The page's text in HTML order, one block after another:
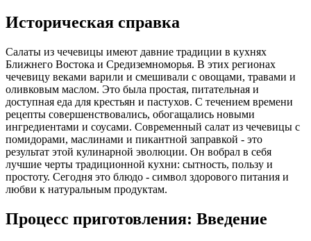
Историческая справка
Салаты из чечевицы имеют давние традиции в кухнях
Ближнего Востока и Средиземноморья. В этих регионах
чечевицу веками варили и смешивали с овощами, травами и
оливковым маслом. Это была простая, питательная и
доступная еда для крестьян и пастухов. С течением времени
рецепты совершенствовались, обогащались новыми
ингредиентами и соусами. Современный салат из чечевицы с
помидорами, маслинами и пикантной заправкой - это
результат этой кулинарной эволюции. Он вобрал в себя
лучшие черты традиционной кухни: сытность, пользу и
простоту. Сегодня это блюдо - символ здорового питания и
любви к натуральным продуктам.
Процесс приготовления: Введение